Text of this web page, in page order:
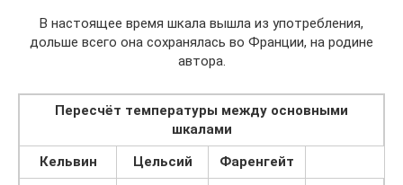
В настоящее время шкала вышла из употребления,
дольше всего она сохранялась во Франции, на родине
автора.
Пересчёт температуры между основными
шкалами
Кельвин
Цельсий Фаренгейт